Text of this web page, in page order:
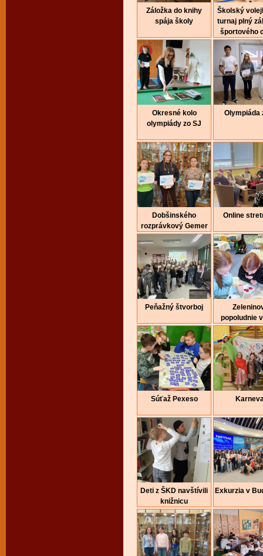
Záložka do knihy
spája školy
Školský
turnaj plný
športového
Okresné kolo
olympiády zo SJ
Olympiáda
Dobšinského
rozprávkový Gemer
Online
Peňažný štvorboj
popoludnie
Súťaž Pexeso
Deti z ŠKD navštívili
knižnicu
Exkurzia v